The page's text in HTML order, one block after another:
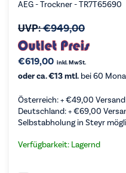
AEG - Trockner - TR7T65690
UVP:€949,00
€619,00 inkl. MwSt.
oder ca. €13 mtl. bei 60
Österreich: +€49,00 Versand
Deutschland: +€69,00
Selbstabholung in Steyr
Verfügbarkeit: Lagernd